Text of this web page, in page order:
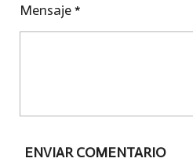
Mensaje *
ENVIAR COMENTARIO